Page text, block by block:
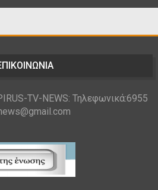
TV-NEWS: Τηλεφωνικά:6955